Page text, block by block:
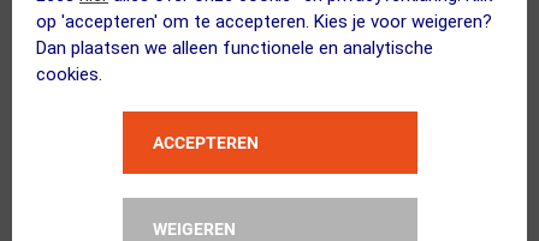
op 'accepteren' om te accepteren. Kies je voor weigeren?
Dan plaatsen we alleen functionele en analytische
cookies.
ACCEPTEREN
WEIGEREN
High Energy Biologische Energiereep...
Kies alternatief